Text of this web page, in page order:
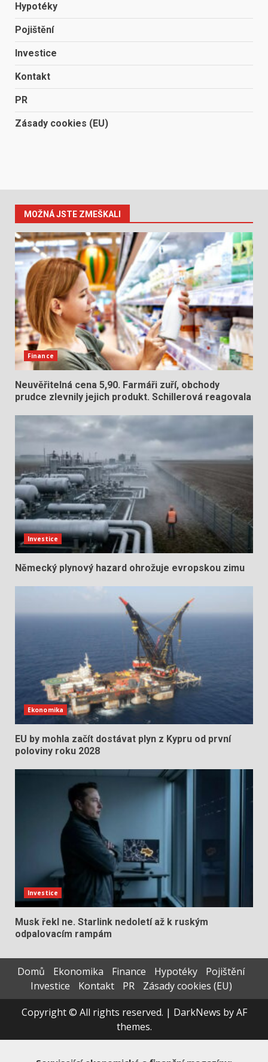
Hypotéky
Pojištění
Investice
Kontakt
PR
Zásady cookies (EU)
MOŽNÁ JSTE ZMEŠKALI
Finance
Neuvěřitelná cena 5,90. Farmáři zuří, obchody
prudce zlevnily jejich produkt. Schillerová reagovala
Investice
Německý plynový hazard ohrožuje evropskou zimu
Ekonomika
EU by mohla začít dostávat plyn z Kypru od první
poloviny roku 2028
Investice
Musk řekl ne. Starlink nedoletí až k ruským
odpalovacím rampám
Domů Ekonomika Finance Hypotéky
Pojištění
Investice
Kontakt PR
Zásady cookies (EU)
Copyright © All rights reserved. | DarkNews by AF
themes.